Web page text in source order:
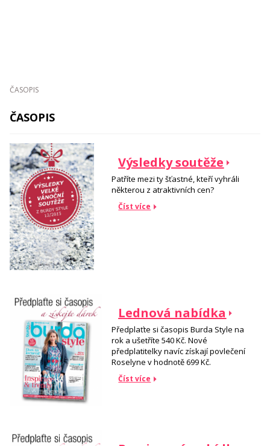
ČASOPIS
ČASOPIS
Výsledky soutěže
Patříte mezi ty šťastné, kteří vyhráli
některou z atraktivních cen?
Číst více
Lednová nabídka
Předplaťte si časopis Burda Style na
rok a ušetříte 540 Kč. Nové
předplatitelky navíc získají povlečení
Roselyne v hodnotě 699 Kč.
Číst více